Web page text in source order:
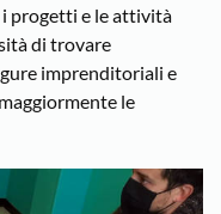
progetti e le attività
di trovare
imprenditoriali e
le